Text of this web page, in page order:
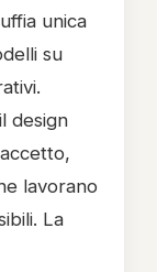
unica
su
design
lavorano
La